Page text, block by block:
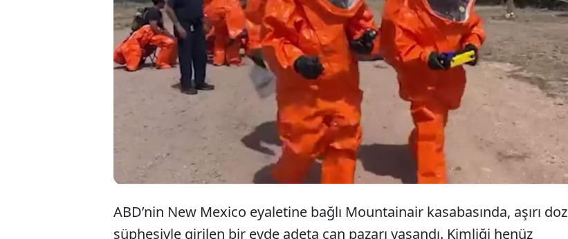
ABD’nin New Mexico eyaletinde bir eve ihbar üzerine giden acil
servis ekipleri, kimliği belirsiz ölümcül bir maddeyle temas etti.
Olayda 3 kişi anında hayatını kaybederken, maddeye maruz kalan
18 ilk yardım görevlisi hastaneye kaldırıldı. İki görevlinin ise
durumunun kritik olduğu bildirildi.
ABD’nin New Mexico eyaletine bağlı Mountainair kasabasında, aşırı doz
şüphesiyle girilen bir evde adeta can pazarı yaşandı. Kimliği henüz